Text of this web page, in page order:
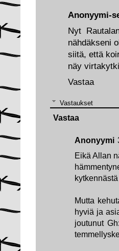
Anonyymi-
Nyt
nähdäkseni
siitä, että
näy
Vastaa
Vastaukset
Anonyymi
Eikä Allan
Mutta
hyviä ja
joutunut
Vastaa